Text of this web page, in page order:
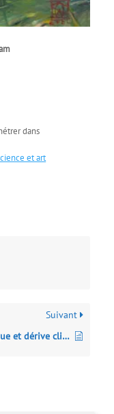
dans
et art
Suivant
LE MONDE SANS FIN Miracle énergétique et dérive climatique